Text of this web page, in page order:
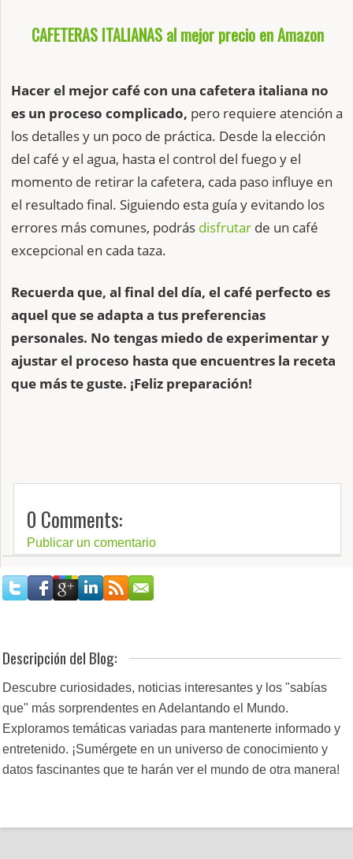
CAFETERAS ITALIANAS al mejor precio en Amazon
Hacer el mejor café con una cafetera italiana no
es un proceso complicado, pero requiere atención a
los detalles y un poco de práctica. Desde la elección
del café y el agua, hasta el control del fuego y el
momento de retirar la cafetera, cada paso influye en
el resultado final. Siguiendo esta guía y evitando los
errores más comunes, podrás disfrutar de un café
excepcional en cada taza.
Recuerda que, al final del día, el café perfecto es
aquel que se adapta a tus preferencias
personales. No tengas miedo de experimentar y
ajustar el proceso hasta que encuentres la receta
que más te guste. ¡Feliz preparación!
0 Comments:
Publicar un comentario
Descripción del Blog:
Descubre curiosidades, noticias interesantes y los "sabías
que" más sorprendentes en Adelantando el Mundo.
Exploramos temáticas variadas para mantenerte informado y
entretenido. ¡Sumérgete en un universo de conocimiento y
datos fascinantes que te harán ver el mundo de otra manera!